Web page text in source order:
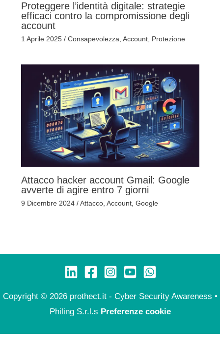
Proteggere l’identità digitale: strategie
efficaci contro la compromissione degli
account
1 Aprile 2025 / Consapevolezza, Account, Protezione
Attacco hacker account Gmail: Google
avverte di agire entro 7 giorni
9 Dicembre 2024 /Attacco, Account, Google
Copyright © 2026 prothect.it - Cyber Security Awareness •
Philing S.r.l.s Preferenze cookie